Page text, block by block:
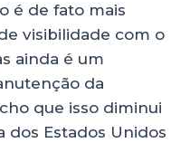
é de fato mais
visibilidade com o
ainda é um
da
que isso diminui
Estados Unidos